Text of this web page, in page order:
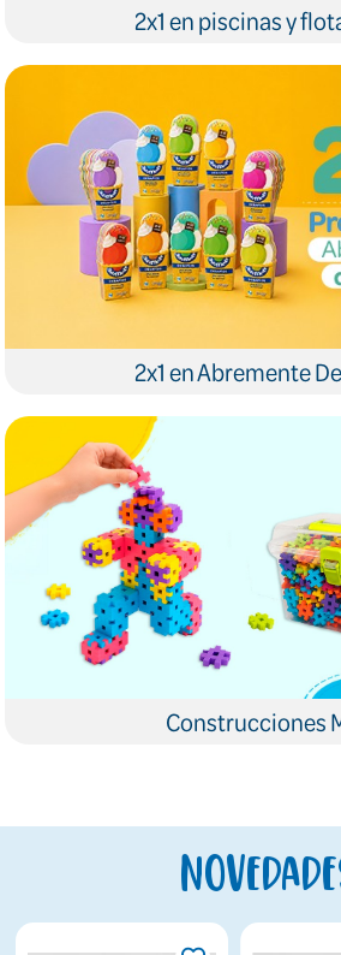
2x1 en piscinas y
2x1 en Abremente
Construcciones